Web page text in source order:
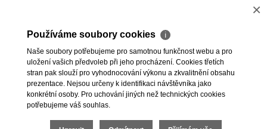
×
Používáme soubory cookies ℹ
Naše soubory potřebujeme pro samotnou funkčnost webu a pro
uložení vašich předvoleb při jeho procházení. Cookies třetích
stran pak slouží pro vyhodnocování výkonu a zkvalitnění obsahu
prezentace. Nejsou určeny k identifikaci návštěvníka jako
konkrétní osoby. Pro uchování jiných než technických cookies
potřebujeme váš souhlas.